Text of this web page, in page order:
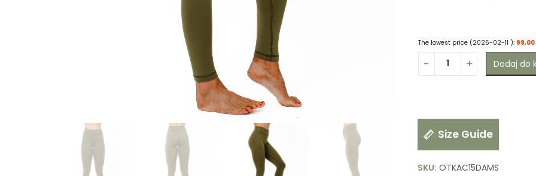
The lowest price (2025-02-11 ): 99,00
Dodaj do
Size Guide
SKU: OTKAC15DAMS